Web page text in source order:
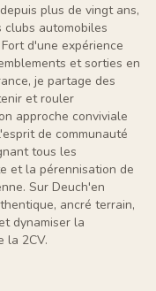
plus de vingt ans,
automobiles
d'une expérience
et sorties en
je partage des
et rouler
approche conviviale
de communauté
tous les
et la pérennisation de
Sur Deuch'en
ancré terrain,
dynamiser la
la 2CV.